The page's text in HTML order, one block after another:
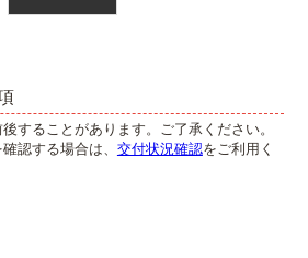
することがあります。ご了承ください。
認する場合は、 交付状況確認をご利用く